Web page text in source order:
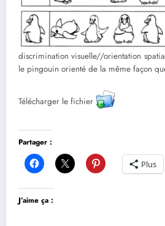
discrimination visuelle//orientation
le pingouin orienté de la même façon
Télécharger le fichier
Partager :
Plus
J’aime ça :